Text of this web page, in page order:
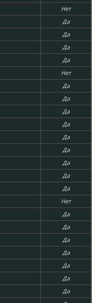
Нет
Да
Да
Да
Да
Нет
Да
Да
Да
Да
Да
Да
Да
Да
Да
Нет
Да
Да
Да
Да
Да
Да
Да